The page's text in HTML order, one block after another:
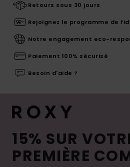
Retours sous 30 jours
Rejoignez le programme de
Notre engagement eco-
Paiement 100% sécurisé
Besoin d'aide ?
15% SUR
PREMIÈRE